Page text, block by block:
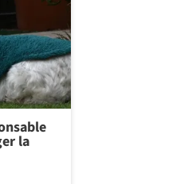
la